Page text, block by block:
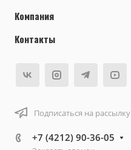
Компания
Контакты
Подписаться на рассылку
+7 (4212) 90-36-05